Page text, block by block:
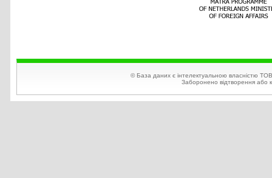
© База даних є інтелектуальною власністю
Заборонено відтворення або